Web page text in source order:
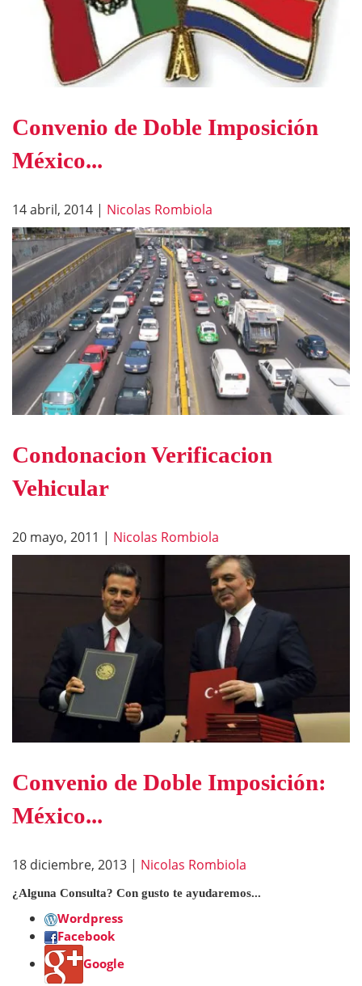
Convenio de Doble Imposición
México...
14 abril, 2014 | Nicolas Rombiola
Condonacion Verificacion
Vehicular
20 mayo, 2011 | Nicolas Rombiola
Convenio de Doble Imposición:
México...
18 diciembre, 2013 | Nicolas Rombiola
¿Alguna Consulta? Con gusto te ayudaremos...
Wordpress
Facebook
Google